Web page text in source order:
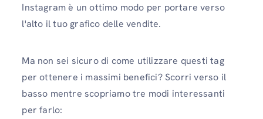
Instagram è un ottimo modo per portare verso
l'alto il tuo grafico delle vendite.
Ma non sei sicuro di come utilizzare questi tag
per ottenere i massimi benefici? Scorri verso il
basso mentre scopriamo tre modi interessanti
per farlo: